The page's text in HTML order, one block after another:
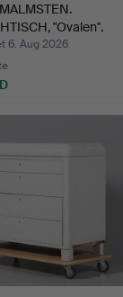
"Ovalen".
6. Aug 2026